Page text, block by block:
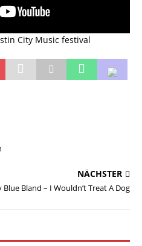
City Music festival
NÄCHSTER
Blue Bland – I Wouldn’t Treat A Dog